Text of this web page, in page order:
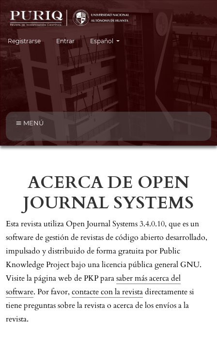
Registrarse Entrar Cambiar el idioma. El idioma actual es:
Español
MENÚ
ACERCA DE OPEN
JOURNAL SYSTEMS
Esta revista utiliza Open Journal Systems 3.4.0.10, que es un
software de gestión de revistas de código abierto desarrollado,
impulsado y distribuido de forma gratuita por Public
Knowledge Project bajo una licencia pública general GNU.
Visite la página web de PKP parasaber más acerca del
software. Por favor, contacte con la revistadirectamente si
tiene preguntas sobre la revista o acerca de los envíos a la
revista.